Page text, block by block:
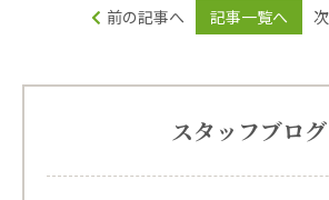
前の記事へ 記事一覧へ
スタッフブログ